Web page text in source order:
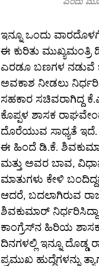
ಇನ್ನೂ ಒಂದು
ಈ ಕುರಿತು
ಎರಡೂ ಬಣಗಳ ನಡುವೆ
ಅವಕಾಶ ನೀಡಲು
ಸಹಕಾರ ಸಚಿವರಾಗಿದ್ದ
ಕೊಪ್ಪಳ ಶಾಸಕ
ದೊರೆಯುವ ಸಾಧ್ಯತೆ ಇದೆ.
ಈ ಹಿಂದೆ ಡಿ.ಕೆ.
ಮತ್ತು ಅವರ ಬಾವ,
ಮಾತುಗಳು ಕೇಳಿ
ಆದರೆ, ಬದಲಾಗಿರುವ
ಶಿವಕುಮಾರ್
ಕಾಂಗ್ರೆಸ್‌ನ ಹಿರಿಯ ಶಾಸಕರೊಬ್ಬರು ಮಾತನಾಡಿ, ಡಿ.ಕೆ. ಶಿವಕುಮಾರ್ ಅವರ ಕುಟುಂಬದ ಸದಸ್ಯರಿಗೆ ಮುಂದಿನ
ದಿನಗಳಲ್ಲಿ ಇನ್ನೂ ದೊಡ್ಡ
ಪ್ರಮುಖ ಹುದ್ದೆಗಳನ್ನು